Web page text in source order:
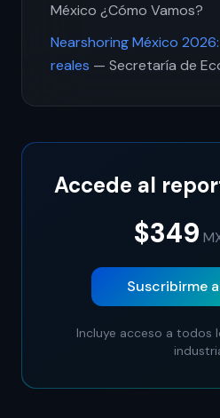
México ¿Cómo Vamos?
Nearshoring México
reales — Secretaría de
Accede al
$349
Suscribirme
Incluye acceso a todos